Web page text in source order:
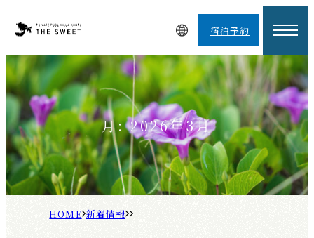
宿泊予約
月:2026年3月
H
新